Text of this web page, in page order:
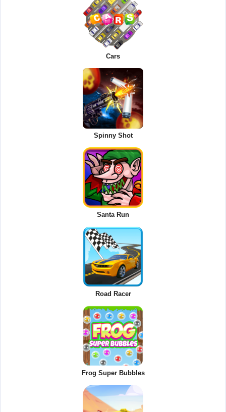
Cars
Spinny Shot
Santa Run
Road Racer
Frog Super Bubbles